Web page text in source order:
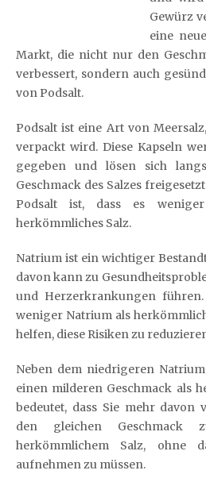
Gewürz
eine
Markt, die nicht nur den
verbessert, sondern auch
von Podsalt.
Podsalt ist eine Art von
verpackt wird. Diese Kapseln
gegeben und lösen sich
Geschmack des Salzes
Podsalt ist, dass es
herkömmliches Salz.
Natrium ist ein wichtiger
davon kann zu
und Herzerkrankungen
weniger Natrium als
helfen, diese Risiken zu
Neben dem niedrigeren
einen milderen Geschmack als
bedeutet, dass Sie mehr davon
den gleichen
herkömmlichem Salz, ohne
aufnehmen zu müssen.